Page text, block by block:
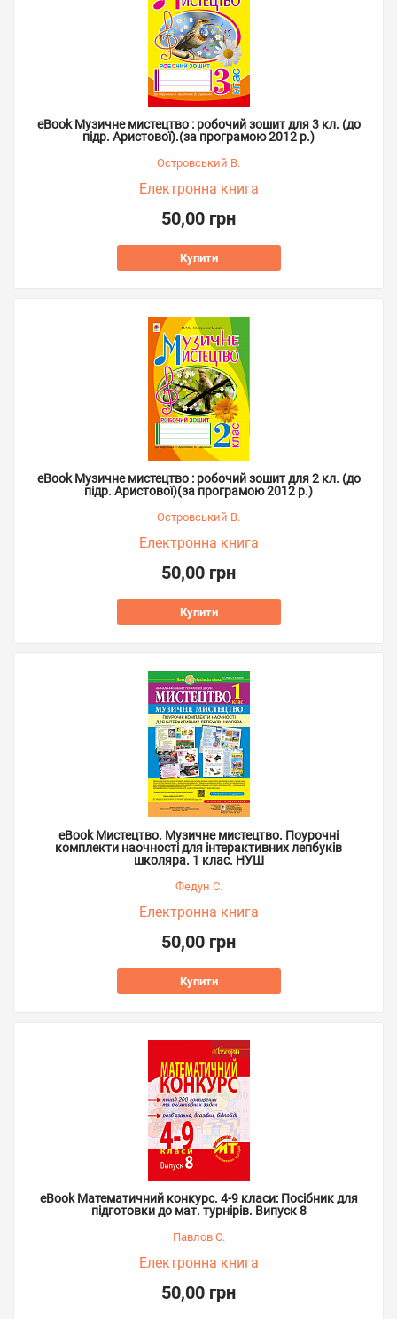
eBook Музичне мистецтво : робочий зошит для 3 кл. (до
підр. Аристової).(за програмою 2012 р.)
Островський В.
Електронна книга
50,00 грн
Купити
eBook Музичне мистецтво : робочий зошит для 2 кл. (до
підр. Аристової)(за програмою 2012 р.)
Островський В.
Електронна книга
50,00 грн
Купити
eBook Мистецтво. Музичне мистецтво. Поурочні
комплекти наочності для інтерактивних лепбуків
школяра. 1 клас. НУШ
Федун С.
Електронна книга
50,00 грн
Купити
eBook Математичний конкурс. 4-9 класи: Посібник для
підготовки до мат. турнірів. Випуск 8
Павлов О.
Електронна книга
50,00 грн